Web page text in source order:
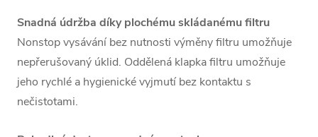
Snadná údržba díky plochému skládanému filtru
Nonstop vysávání bez nutnosti výměny filtru umožňuje
nepřerušovaný úklid. Oddělená klapka filtru umožňuje
jeho rychlé a hygienické vyjmutí bez kontaktu s
nečistotami.